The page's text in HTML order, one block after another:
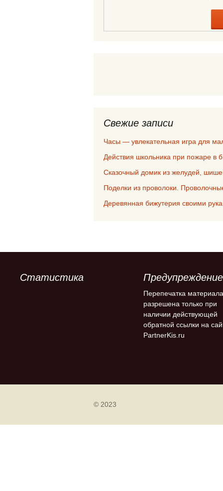
Свежие записи
Часы — увлекательная игра для
Действия школьника при пожаре в
Сказочный домик из желудей,
Поделки из проволоки.
Деревянная бижутерия своими
Статистика Предупреждение
Перепечатка материала
разрешена только при
наличии действующей
обратной ссылки на
PartnerKis.ru
© 2023